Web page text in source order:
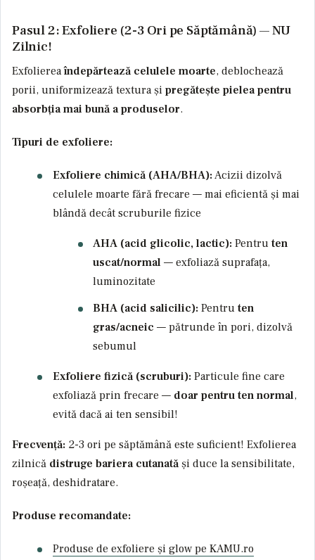
Pasul 2: Exfoliere (2-3 Ori pe Săptămână) — NU
Zilnic!
Exfoliereaîndepărtează celulele moarte, deblochează
porii, uniformizează textura și pregătește pielea pentru
absorbția mai bună a produselor.
Tipuri de exfoliere:
Exfoliere chimică (AHA/BHA):Acizii dizolvă
celulele moarte fără frecare — mai eficientă și mai
blândă decât scruburile fizice
AHA (acid glicolic, lactic): Pentruten
uscat/normal — exfoliază suprafața,
luminozitate
BHA (acid salicilic): Pentruten
gras/acneic — pătrunde în pori, dizolvă
sebumul
Exfoliere fizică (scruburi):Particule fine care
exfoliază prin frecare — doar pentru ten normal,
evită dacă ai ten sensibil!
Frecvență: 2-3 ori pe săptămână este suficient! Exfolierea
zilnică distruge bariera cutanată și duce la sensibilitate,
roșeață, deshidratare.
Produse recomandate:
Produse de exfoliere și glow pe KAMU.ro